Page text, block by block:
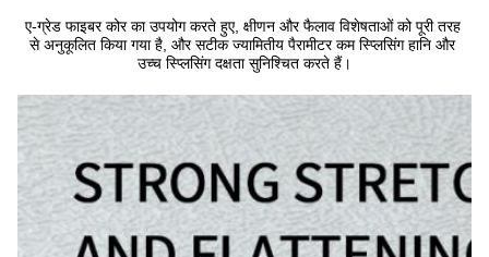
ए-ग्रेड फाइबर कोर का उपयोग करते हुए, क्षीणन और फैलाव विशेषताओं को पूरी तरह
से अनुकूलित किया गया है, और सटीक ज्यामितीय पैरामीटर कम स्प्लिसिंग हानि और
उच्च स्प्लिसिंग दक्षता सुनिश्चित करते हैं।